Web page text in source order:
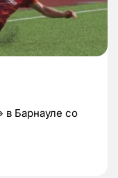
Барнауле со